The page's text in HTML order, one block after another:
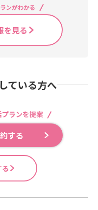
ンがわかる
を見る
ている方へ
ランを提案
する